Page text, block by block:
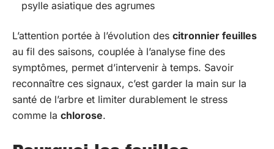
psylle asiatique des agrumes
L’attention portée à l’évolution des citronnier feuilles
au fil des saisons, couplée à l’analyse fine des
symptômes, permet d’intervenir à temps. Savoir
reconnaître ces signaux, c’est garder la main sur la
santé de l’arbre et limiter durablement le stress
comme la chlorose.